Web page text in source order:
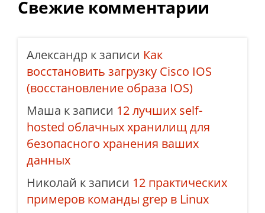
Свежие комментарии
Александр к записи Как
восстановить загрузку Cisco IOS
(восстановление образа IOS)
Маша к записи 12 лучших self-
hosted облачных хранилищ для
безопасного хранения ваших
данных
Николай к записи 12 практических
примеров команды grep в Linux